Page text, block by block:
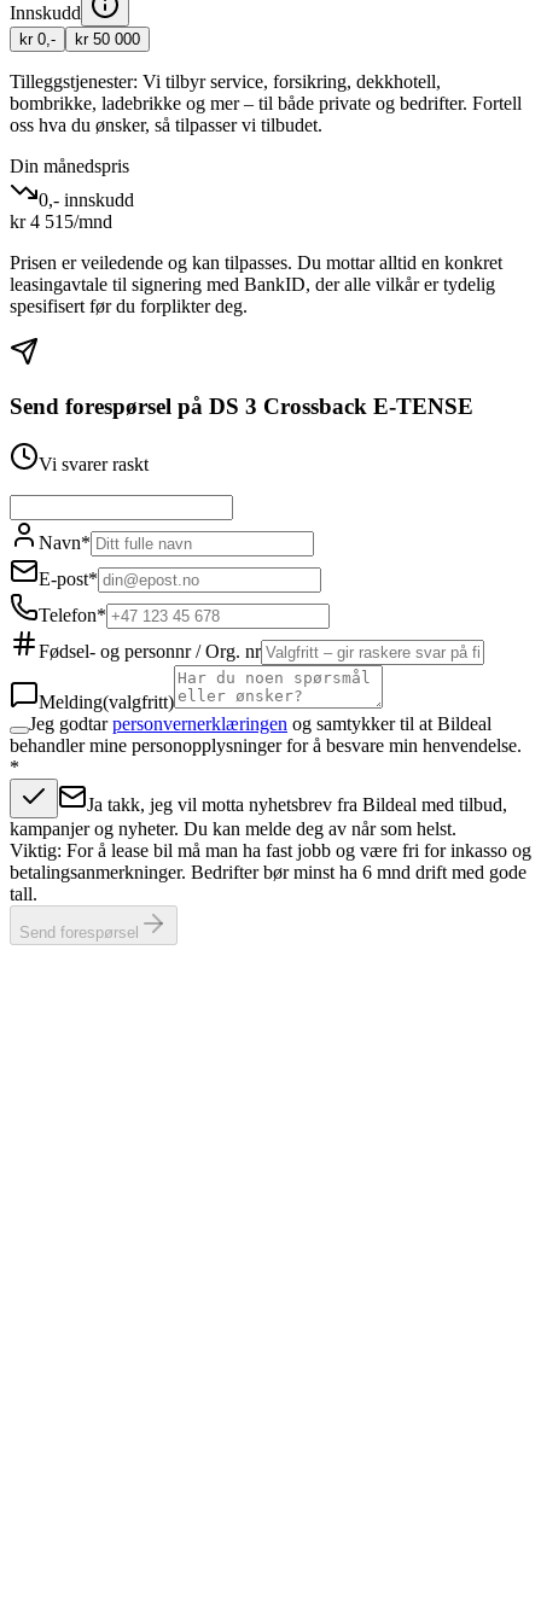
Innskudd
kr 0,- kr 50 000
Tilleggstjenester: Vi tilbyr service, forsikring, dekkhotell,
bombrikke, ladebrikke og mer – til både private og bedrifter. Fortell
oss hva du ønsker, så tilpasser vi tilbudet.
Din månedspris
0,- innskudd
kr4 515/mnd
Prisen er veiledende og kan tilpasses. Du mottar alltid en konkret
leasingavtale til signering med BankID, der alle vilkår er tydelig
spesifisert før du forplikter deg.
Send forespørsel på DS 3 Crossback E-TENSE
Vi svarer raskt
Navn*
E-post*
Telefon*
Fødsel- og personnr / Org. nr
Melding(valgfritt)
Jeg godtar personvernerklæringen og samtykker til at Bildeal
behandler mine personopplysninger for å besvare min henvendelse.
*
Ja takk, jeg vil motta nyhetsbrev fra Bildeal med tilbud,
kampanjer og nyheter. Du kan melde deg av når som helst.
Viktig: For å lease bil må man ha fast jobb og være fri for inkasso og
betalingsanmerkninger. Bedrifter bør minst ha 6 mnd drift med gode
tall.
Send forespørsel